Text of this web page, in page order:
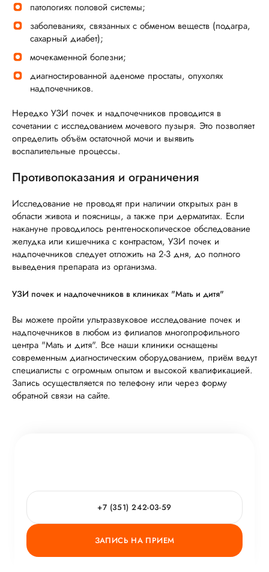
патологиях половой системы;
заболеваниях, связанных с обменом веществ (подагра,
сахарный диабет);
мочекаменной болезни;
диагностированной аденоме простаты, опухолях
надпочечников.
Нередко УЗИ почек и надпочечников проводится в
сочетании с исследованием мочевого пузыря. Это позволяет
определить объём остаточной мочи и выявить
воспалительные процессы.
Противопоказания и ограничения
Исследование не проводят при наличии открытых ран в
области живота и поясницы, а также при дерматитах. Если
накануне проводилось рентгеноскопическое обследование
желудка или кишечника с контрастом, УЗИ почек и
надпочечников следует отложить на 2-3 дня, до полного
выведения препарата из организма.
УЗИ почек и надпочечников в клиниках "Мать и дитя"
Вы можете пройти ультразвуковое исследование почек и
надпочечников в любом из филиалов многопрофильного
центра "Мать и дитя". Все наши клиники оснащены
современным диагностическим оборудованием, приём ведут
специалисты с огромным опытом и высокой квалификацией.
Запись осуществляется по телефону или через форму
обратной связи на сайте.
+7 (351) 242-03-59
ЗАПИСЬ НА ПРИЕМ